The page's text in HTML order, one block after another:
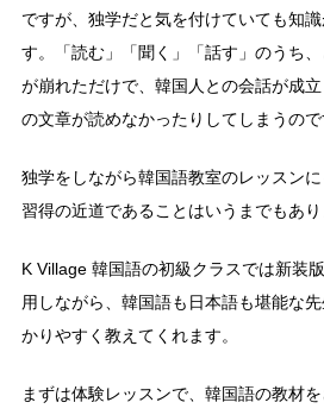
ですが、独学だと気を付けていても知
す。「読む」「聞く」「話す」のうち
が崩れただけで、韓国人との会話が成
の文章が読めなかったりしてしまうので
独学をしながら韓国語教室のレッスン
習得の近道であることはいうまでもあり
K Village 韓国語の初級クラスでは新装
用しながら、韓国語も日本語も堪能な
かりやすく教えてくれます。
まずは体験レッスンで、韓国語の教材